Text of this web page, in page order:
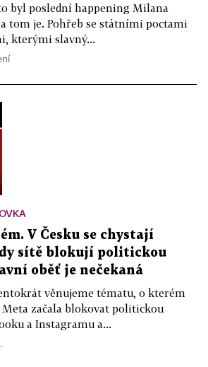
byl poslední happening Milana
tom je. Pohřeb se státními poctami
kterými slavný...
V Česku se chystají
sítě blokují politickou
oběť je nečekaná
věnujeme tématu, o kterém
Meta začala blokovat politickou
a Instagramu a...